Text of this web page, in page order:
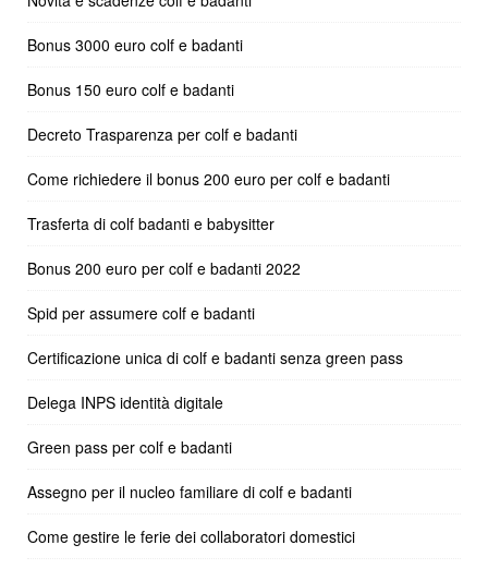
Bonus 3000 euro colf e badanti
Bonus 150 euro colf e badanti
Decreto Trasparenza per colf e badanti
Come richiedere il bonus 200 euro per colf e badanti
Trasferta di colf badanti e babysitter
Bonus 200 euro per colf e badanti 2022
Spid per assumere colf e badanti
Certificazione unica di colf e badanti senza green pass
Delega INPS identità digitale
Green pass per colf e badanti
Assegno per il nucleo familiare di colf e badanti
Come gestire le ferie dei collaboratori domestici